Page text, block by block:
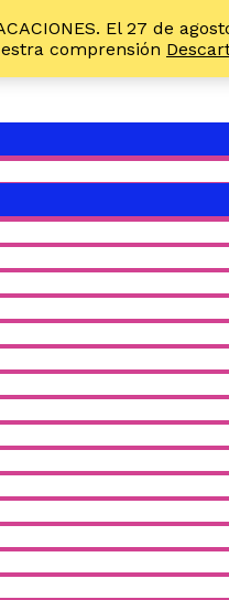
El 27 de
comprensión